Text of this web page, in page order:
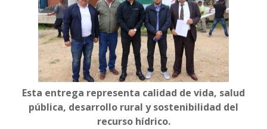
Esta entrega representa calidad de vida, salud
pública, desarrollo rural y sostenibilidad del
recurso hídrico.